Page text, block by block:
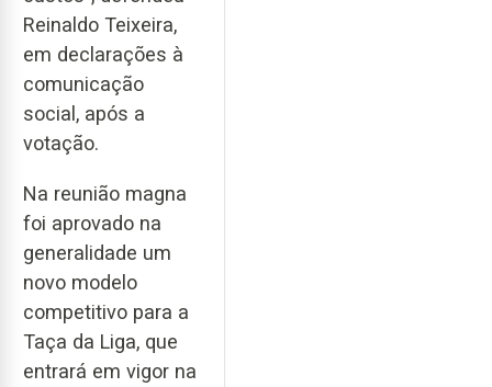
Reinaldo Teixeira,
em declarações à
comunicação
social, após a
votação.
Na reunião magna
foi aprovado na
generalidade um
novo modelo
competitivo para a
Taça da Liga, que
entrará em vigor na